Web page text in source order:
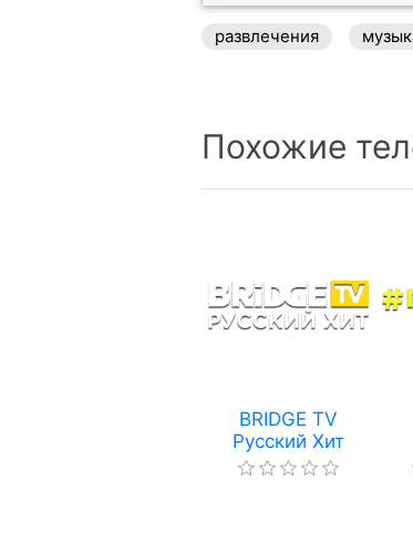
07:30
развлечения
Похожие
BRIDGE TV
Русский Хит